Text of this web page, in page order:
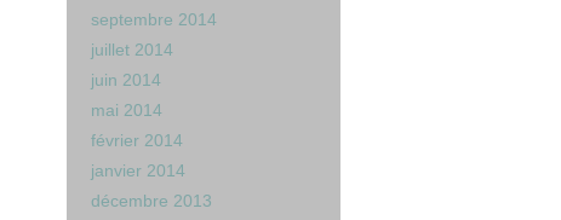
septembre 2014
juillet 2014
juin 2014
mai 2014
février 2014
janvier 2014
décembre 2013